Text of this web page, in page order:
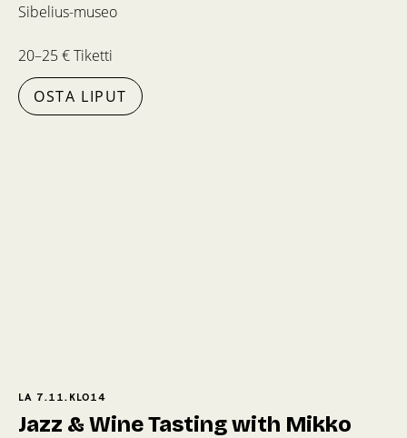
Sibelius-museo
20–25 € Tiketti
OSTA LIPUT
LA 7.11. KLO14
Jazz & Wine Tasting with Mikko